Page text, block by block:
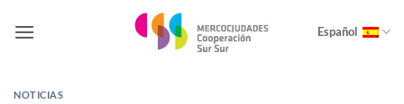
Español
NOTICIAS